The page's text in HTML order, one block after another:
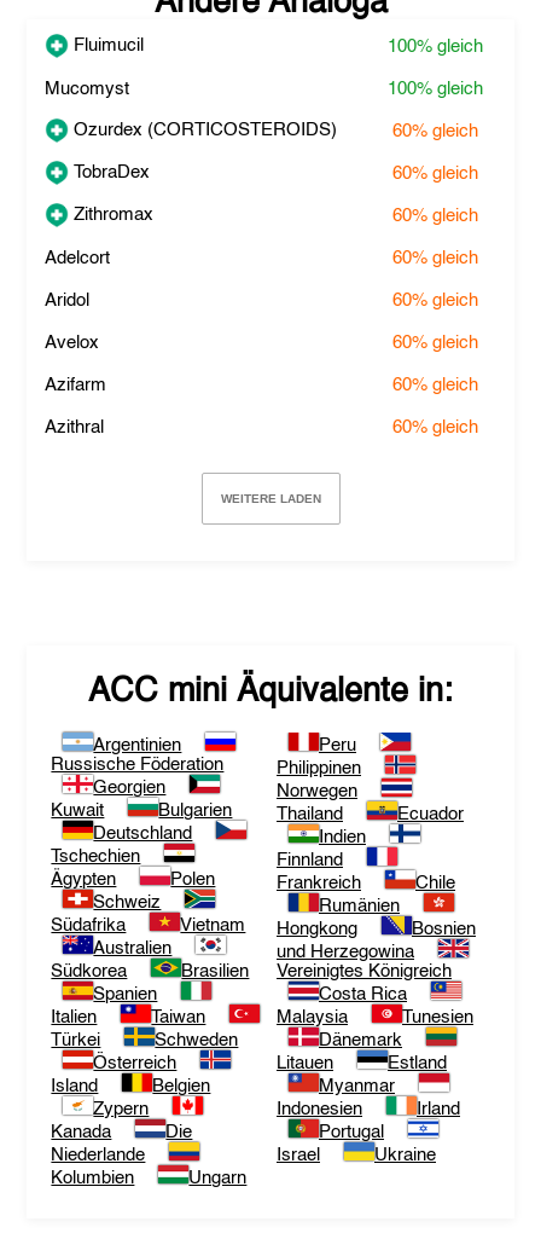
Fluimucil 100% gleich
Mucomyst 100% gleich
Ozurdex (CORTICOSTEROIDS) 60% gleich
TobraDex 60% gleich
Zithromax 60% gleich
Adelcort 60% gleich
Aridol 60% gleich
Avelox 60% gleich
Azifarm 60% gleich
Azithral 60% gleich
WEITERE LADEN
ACC mini Äquivalente in:
Argentinien
Russische Föderation
Georgien
Kuwait
Bulgarien
Deutschland
Tschechien
Ägypten
Polen
Schweiz
Südafrika
Vietnam
Australien
Südkorea
Brasilien
Spanien
Italien
Taiwan
Türkei
Schweden
Österreich
Island
Belgien
Zypern
Kanada
Die
Niederlande
Kolumbien
Ungarn
Peru
Philippinen
Norwegen
Thailand
Ecuador
Indien
Finnland
Frankreich
Chile
Rumänien
Hongkong
Bosnien
und Herzegowina
Vereinigtes Königreich
Costa Rica
Malaysia
Tunesien
Dänemark
Litauen
Estland
Myanmar
Indonesien
Irland
Portugal
Israel
Ukraine